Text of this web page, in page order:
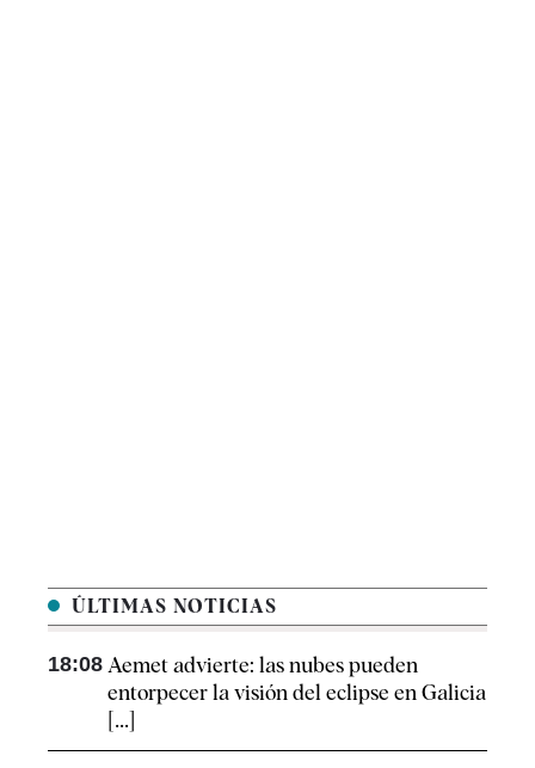
ÚLTIMAS NOTICIAS
18:08 Aemet advierte: las nubes pueden
entorpecer la visión del eclipse en Galicia
[...]